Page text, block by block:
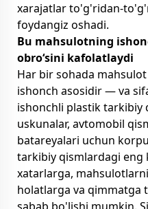
xarajatlar to'g'ridan-
foydangiz oshadi.
Bu mahsulotning
obroʻsini kafolatlaydi
Har bir sohada
ishonch asosidir — va
ishonchli plastik tarkibiy
uskunalar, avtomobil
batareyalari uchun
tarkibiy qismlardagi eng
xatarlarga,
holatlarga va qimmatga